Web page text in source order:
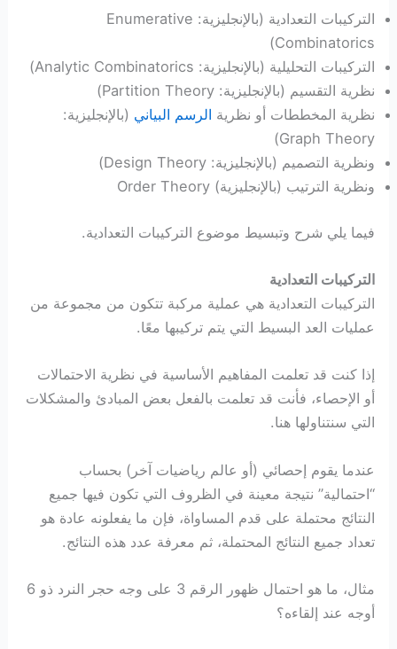
التركيبات التعدادية (بالإنجليزية: Enumerative
Combinatorics)
التركيبات التحليلية (بالإنجليزية: Analytic Combinatorics)
نظرية التقسيم (بالإنجليزية: Partition Theory)
نظرية المخططات أو نظرية الرسم البياني (بالإنجليزية:
Graph Theory)
ونظرية التصميم (بالإنجليزية: Design Theory)
ونظرية الترتيب (بالإنجليزية) Order Theory
فيما يلي شرح وتبسيط موضوع التركيبات التعدادية.
التركيبات التعدادية
التركيبات التعدادية هي عملية مركبة تتكون من مجموعة من
عمليات العد البسيط التي يتم تركيبها معًا.
إذا كنت قد تعلمت المفاهيم الأساسية في نظرية الاحتمالات
أو الإحصاء، فأنت قد تعلمت بالفعل بعض المبادئ والمشكلات
التي سنتناولها هنا.
عندما يقوم إحصائي (أو عالم رياضيات آخر) بحساب
“احتمالية” نتيجة معينة في الظروف التي تكون فيها جميع
النتائج محتملة على قدم المساواة، فإن ما يفعلونه عادة هو
تعداد جميع النتائج المحتملة، ثم معرفة عدد هذه النتائج.
مثال، ما هو احتمال ظهور الرقم 3 على وجه حجر النرد ذو 6
أوجه عند إلقاءه؟